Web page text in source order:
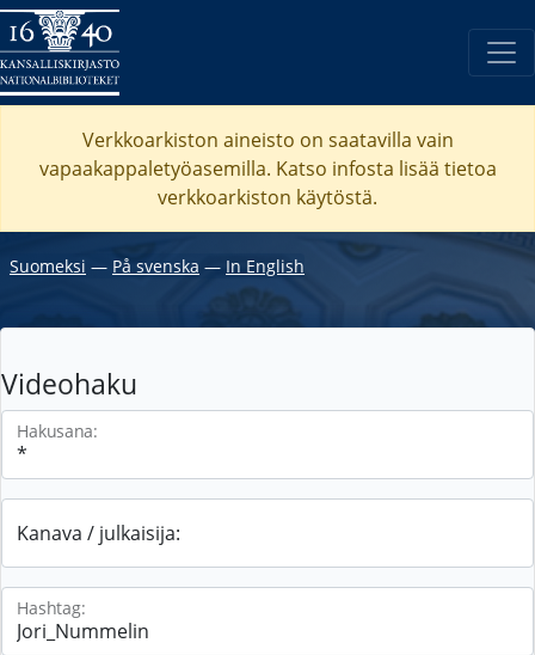
Verkkoarkiston aineisto on saatavilla vain
vapaakappaletyöasemilla. Katso infosta lisää tietoa
verkkoarkiston käytöstä.
Suomeksi ― På svenska ― In English
Videohaku
Hakusana:
Kanava / julkaisija:
Hashtag: